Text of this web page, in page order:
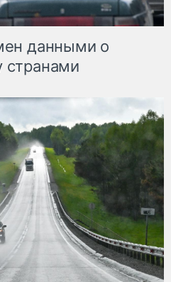
данными о
странами